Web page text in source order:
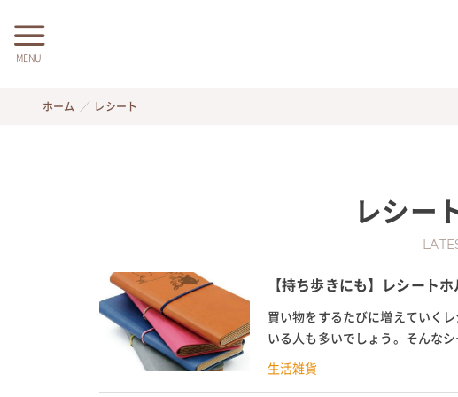
MENU
ホーム レシート
レシー
【持ち歩きにも】レシート
買い物をするたびに増えていく
いる人も多いでしょう。そんな
すいパヴォをはじめとする、おす
生活雑貨